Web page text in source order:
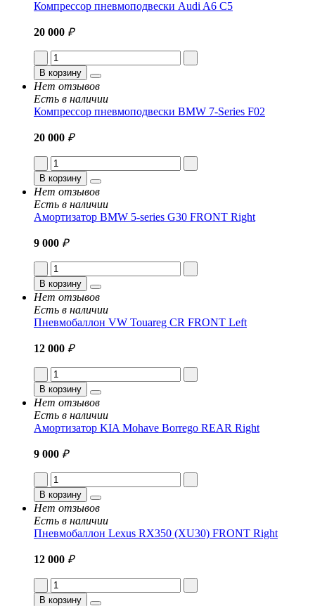
Компрессор пневмоподвески Audi A6 C5
20 000 ₽
В корзину
Нет отзывов
Есть в наличии
Компрессор пневмоподвески BMW 7-Series F02
20 000 ₽
В корзину
Нет отзывов
Есть в наличии
Амортизатор BMW 5-series G30 FRONT Right
9 000 ₽
В корзину
Нет отзывов
Есть в наличии
Пневмобаллон VW Touareg CR FRONT Left
12 000 ₽
В корзину
Нет отзывов
Есть в наличии
Амортизатор KIA Mohave Borrego REAR Right
9 000 ₽
В корзину
Нет отзывов
Есть в наличии
Пневмобаллон Lexus RX350 (XU30) FRONT Right
12 000 ₽
В корзину